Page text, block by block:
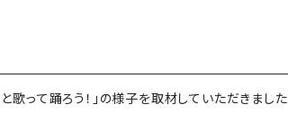
歌って踊ろう！」の様子を取材していただきました